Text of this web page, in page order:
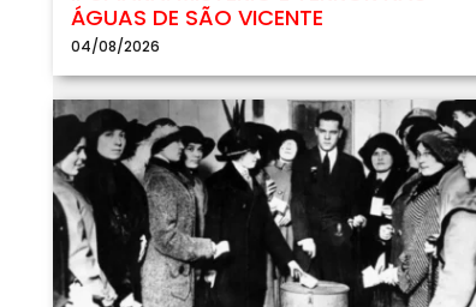
ÁGUAS DE SÃO VICENTE
04/08/2026